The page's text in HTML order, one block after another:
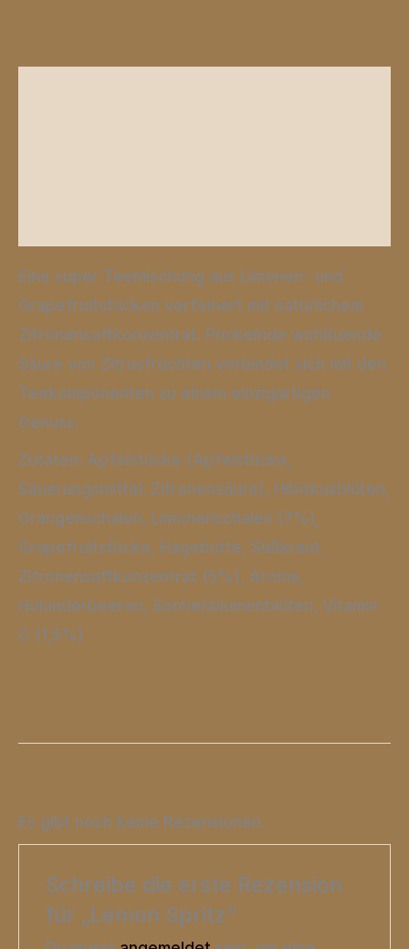
Eine super Teemischung aus Limonen- und
Grapefruitstücken verfeinert mit natürlichem
Zitronensaftkonzentrat. Prickelnde wohltuende
Säure von Zitrusfrüchten verbindet sich mit den
Teekomponenten zu einem einzigartigen
Genuss.
Zutaten: Apfelstücke (Apfelstücke,
Säuerungsmittel: Zitronensäure), Hibiskusblüten,
Orangenschalen, Limonenschalen (7%),
Grapefruitstücke, Hagebutte, Süßkraut,
Zitronensaftkonzentrat (5%), Aroma,
Holunderbeeren, Sonnenblumenblüten, Vitamin
C (1,5%)
Es gibt noch keine Rezensionen.
Schreibe die erste Rezension
für „Lemon Spritz“